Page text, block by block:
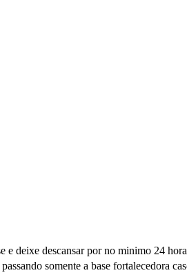
e deixe descansar por no minimo 24
somente a base fortalecedora